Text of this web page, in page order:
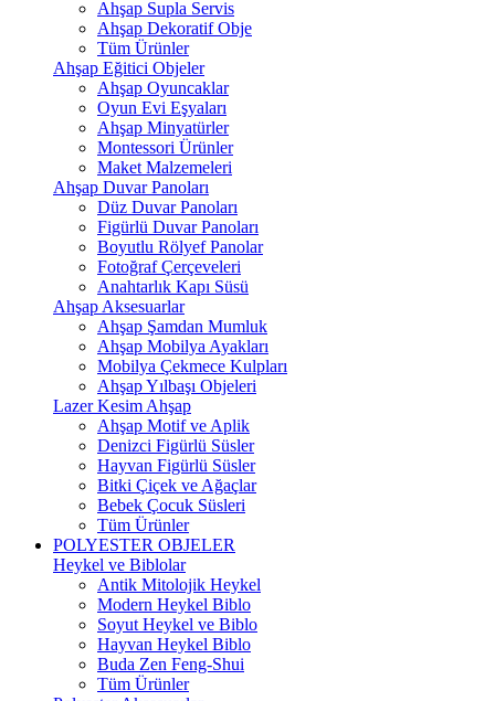
Ahşap Supla Servis
Ahşap Dekoratif Obje
Tüm Ürünler
Ahşap Eğitici Objeler
Ahşap Oyuncaklar
Oyun Evi Eşyaları
Ahşap Minyatürler
Montessori Ürünler
Maket Malzemeleri
Ahşap Duvar Panoları
Düz Duvar Panoları
Figürlü Duvar Panoları
Boyutlu Rölyef Panolar
Fotoğraf Çerçeveleri
Anahtarlık Kapı Süsü
Ahşap Aksesuarlar
Ahşap Şamdan Mumluk
Ahşap Mobilya Ayakları
Mobilya Çekmece Kulpları
Ahşap Yılbaşı Objeleri
Lazer Kesim Ahşap
Ahşap Motif ve Aplik
Denizci Figürlü Süsler
Hayvan Figürlü Süsler
Bitki Çiçek ve Ağaçlar
Bebek Çocuk Süsleri
Tüm Ürünler
POLYESTER OBJELER
Heykel ve Biblolar
Antik Mitolojik Heykel
Modern Heykel Biblo
Soyut Heykel ve Biblo
Hayvan Heykel Biblo
Buda Zen Feng-Shui
Tüm Ürünler